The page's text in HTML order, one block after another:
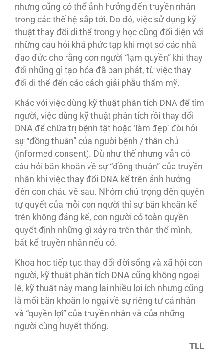
nhưng cũng có thể ảnh hưởng đến truyền nhân
trong các thế hệ sắp tới. Do đó, việc sử dụng kỹ
thuật thay đổi di thể trong y học cũng đối diện với
những câu hỏi khá phức tạp khi một số các nhà
đạo đức cho rằng con người “lạm quyền” khi thay
đổi những gì tạo hóa đã ban phát, từ việc thay
đổi di thể đến các cách giải phẫu thẩm mỹ.
Khác với việc dùng kỹ thuật phân tích DNA để tìm
người, việc dùng kỹ thuật phân tích rồi thay đổi
DNA để chữa trị bệnh tật hoặc ‘làm đẹp’ đòi hỏi
sự “đồng thuận” của người bệnh / thân chủ
(informed consent). Dù như thế nhưng vẫn có
câu hỏi băn khoăn về sự “đồng thuận” của truyền
nhân khi việc thay đổi DNA kể trên ảnh hưởng
đến con cháu về sau. Nhóm chú trọng đến quyền
tự quyết của mỗi con người thì sự băn khoăn kể
trên không đáng kể, con người có toàn quyền
quyết định những gì xảy ra trên thân thể mình,
bất kể truyền nhân nếu có.
Khoa học tiếp tục thay đổi đời sống và xã hội con
người, kỹ thuật phân tích DNA cũng không ngoại
lệ, kỹ thuật này mang lại nhiều lợi ích nhưng cũng
là mối băn khoăn lo ngại về sự riêng tư cá nhân
và “quyền lợi” của truyền nhân và của những
người cùng huyết thống.
TLL